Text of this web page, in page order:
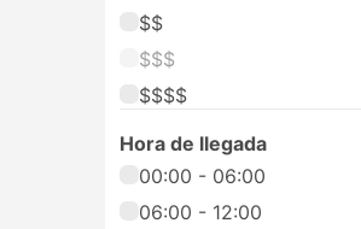
$$
$$$
$$$$
Hora de llegada
00:00 - 06:00
06:00 - 12:00